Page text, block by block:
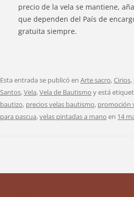
precio de la vela se mantiene,
que dependen del País de
gratuita siempre.
Esta entrada se publicó en Arte sacro, Cirios,
Santos,Vela,Vela de Bautismo y está
bautizo, precios velas bautismo, promoción
para pascua,velas pintadas a mano en 14